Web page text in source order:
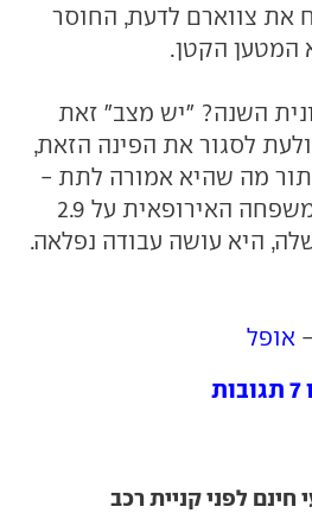
את צווארם לדעת, החוסר
המטען הקטן.
השנה? "יש מצב" זאת
לסגור את הפינה הזאת,
מה שהיא אמורה לתת -
פתרון נעים והגיוני למשפחה האירופאית על 2.9
היא עושה עבודה נפלאה.
אופל
חינם לפני קניית רכב